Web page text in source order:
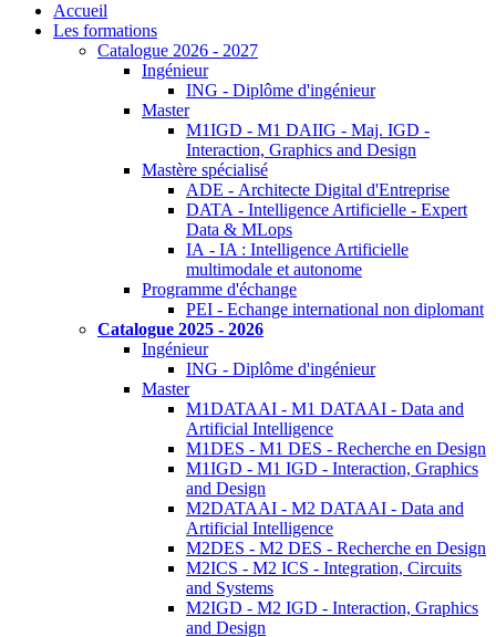
Accueil
Les formations
Catalogue 2026 - 2027
Ingénieur
ING - Diplôme d'ingénieur
Master
M1IGD - M1 DAIIG - Maj. IGD -
Interaction, Graphics and Design
Mastère spécialisé
ADE - Architecte Digital d'Entreprise
DATA - Intelligence Artificielle - Expert
Data & MLops
IA - IA : Intelligence Artificielle
multimodale et autonome
Programme d'échange
PEI - Echange international non diplomant
Catalogue 2025 - 2026
Ingénieur
ING - Diplôme d'ingénieur
Master
M1DATAAI - M1 DATAAI - Data and
Artificial Intelligence
M1DES - M1 DES - Recherche en Design
M1IGD - M1 IGD - Interaction, Graphics
and Design
M2DATAAI - M2 DATAAI - Data and
Artificial Intelligence
M2DES - M2 DES - Recherche en Design
M2ICS - M2 ICS - Integration, Circuits
and Systems
M2IGD - M2 IGD - Interaction, Graphics
and Design